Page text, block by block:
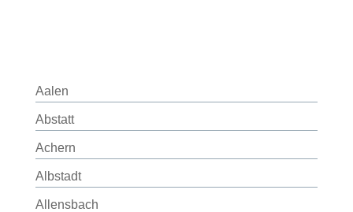
Aalen
Abstatt
Achern
Albstadt
Allensbach